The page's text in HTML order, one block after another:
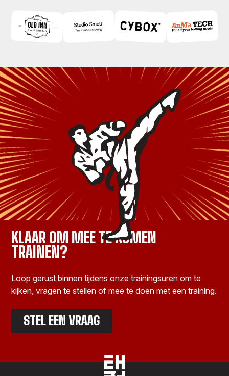
KLAAR OM MEE TE KOMEN
TRAINEN?
Loop gerust binnen tijdens onze trainingsuren om te
kijken, vragen te stellen of mee te doen met een training.
STEL EEN VRAAG